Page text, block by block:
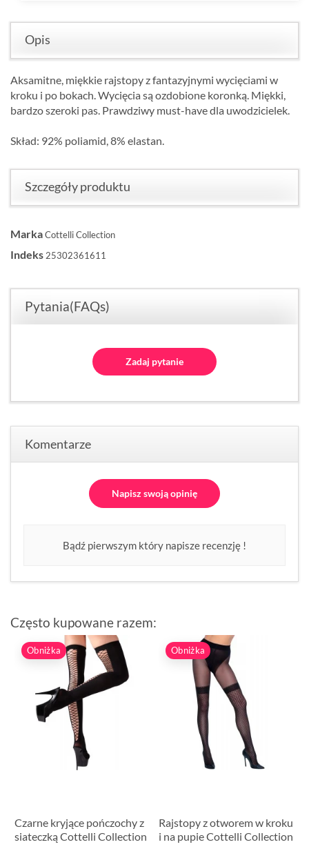
Opis
Aksamitne, miękkie rajstopy z fantazyjnymi wycięciami w
kroku i po bokach.Wycięcia są ozdobione koronką. Miękki,
bardzo szeroki pas. Prawdziwy must-have dla uwodzicielek.
Skład: 92% poliamid, 8% elastan.
Szczegóły produktu
MarkaCottelli Collection
Indeks 25302361611
Pytania(FAQs)
Zadaj pytanie
Komentarze
Napisz swoją opinię
Bądź pierwszym który napisze recenzję !
Często kupowane razem:
Obniżka
Czarne kryjące pończochy z
siateczką Cottelli Collection
Obniżka
Rajstopy z otworem w kroku
i na pupie Cottelli Collection